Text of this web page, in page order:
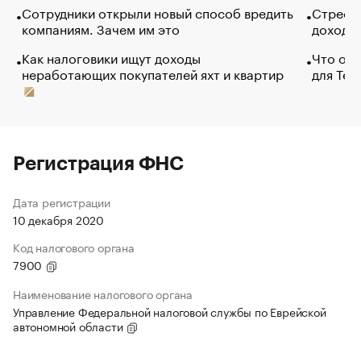
Сотрудники открыли новый способ вредить
компаниям. Зачем им это
Как налоговики ищут доходы
неработающих покупателей яхт и квартир
Что
для
Регистрация ФНС
Дата регистрации
10 декабря 2020
Код налогового органа
7900
Наименование налогового органа
Управление Федеральной налоговой службы по Еврейской
автономной области